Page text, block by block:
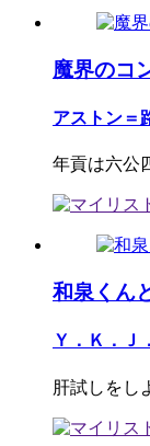
魔界のコ
アストン＝
年貢は六公
和泉くん
Ｙ．Ｋ．Ｊ．
肝試しをし